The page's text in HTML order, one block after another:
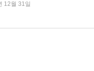
12월 31일